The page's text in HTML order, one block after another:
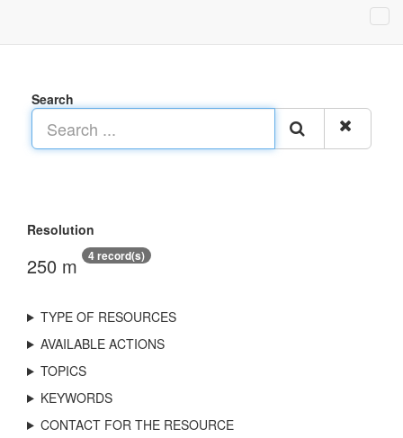
Search
Resolution
250 m 4 record(s)
TYPE OF RESOURCES
AVAILABLE ACTIONS
TOPICS
KEYWORDS
CONTACT FOR THE RESOURCE